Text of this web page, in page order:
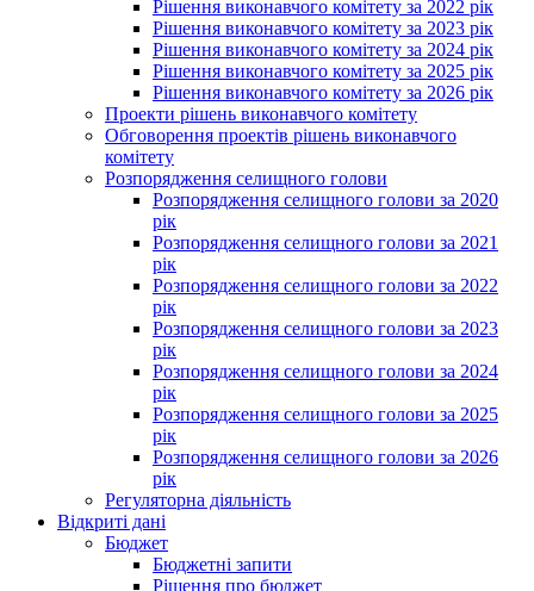
Рішення виконавчого комітету за 2022 рік
Рішення виконавчого комітету за 2023 рік
Рішення виконавчого комітету за 2024 рік
Рішення виконавчого комітету за 2025 рік
Рішення виконавчого комітету за 2026 рік
Проекти рішень виконавчого комітету
Обговорення проектів рішень виконавчого
комітету
Розпорядження селищного голови
Розпорядження селищного голови за 2020
рік
Розпорядження селищного голови за 2021
рік
Розпорядження селищного голови за 2022
рік
Розпорядження селищного голови за 2023
рік
Розпорядження селищного голови за 2024
рік
Розпорядження селищного голови за 2025
рік
Розпорядження селищного голови за 2026
рік
Регуляторна діяльність
Відкриті дані
Бюджет
Бюджетні запити
Рішення про бюджет